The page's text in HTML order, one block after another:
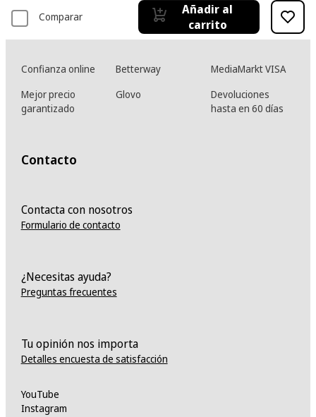
Comparar
Añadir al
carrito
Confianza online Betterway
MediaMarkt VISA
Mejor precio
garantizado
Glovo
Devoluciones
hasta en 60 días
Contacto
Contacta con nosotros
Formulario de contacto
¿Necesitas ayuda?
Preguntas frecuentes
Tu opinión nos importa
Detalles encuesta de satisfacción
YouTube
Instagram